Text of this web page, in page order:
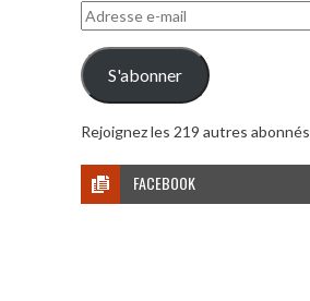
Adresse
e-
mail
S'abonner
Rejoignez les 219 autres abonnés
FACEBOOK